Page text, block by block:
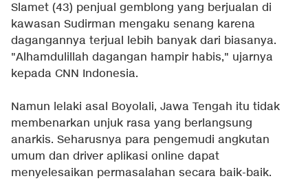
Slamet (43) penjual gemblong yang berjualan di
kawasan Sudirman mengaku senang karena
dagangannya terjual lebih banyak dari biasanya.
"Alhamdulillah dagangan hampir habis," ujarnya
kepada CNN Indonesia.
Namun lelaki asal Boyolali, Jawa Tengah itu tidak
membenarkan unjuk rasa yang berlangsung
anarkis. Seharusnya para pengemudi angkutan
umum dan driver aplikasi online dapat
menyelesaikan permasalahan secara baik-baik.